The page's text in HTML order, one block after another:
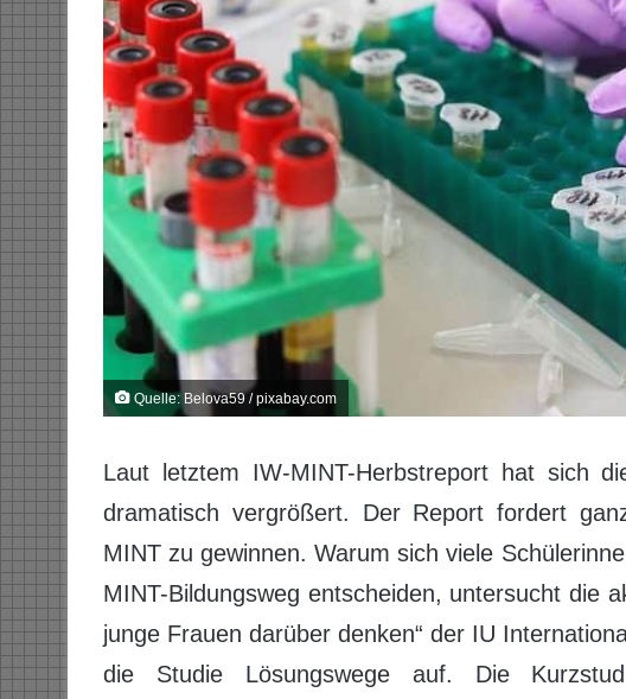
Quelle: Belova59 / pixabay.com
Laut letztem IW-MINT-Herbstreport hat sich
dramatisch vergrößert. Der Report fordert
MINT zu gewinnen. Warum sich viele
MINT-Bildungsweg entscheiden, untersucht die
junge Frauen darüber denken“ der IU
die Studie Lösungswege auf. Die